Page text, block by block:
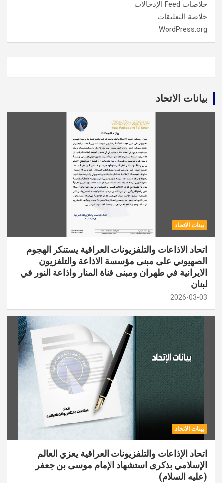
خلاصات Feed الإدخالات
خلاصة التعليقات
WordPress.org
بيانات الاتحاد
بينات الاتحاد
اتحاد الاذاعات والتلفزيونات العراقية يستنكر الهجوم
الصهيوني على مبنى مؤسسة الاذاعة والتلفزيون
الايرانية في طهران ومبنى قناة المنار واذاعة النور في
لبنان
2026-03-03
بينات الاتحاد
اتحاد الإذاعات والتلفزيونات العراقية يعزي العالم
الإسلامي بذكرى استشهاد الإمام موسى بن جعفر
(عليه السلام)